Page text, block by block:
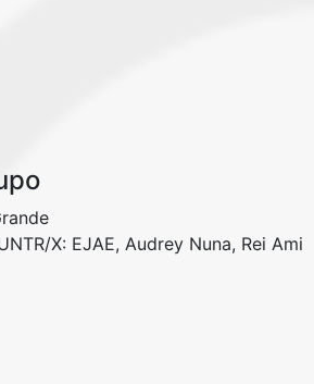
X: EJAE, Audrey Nuna, Rei Ami